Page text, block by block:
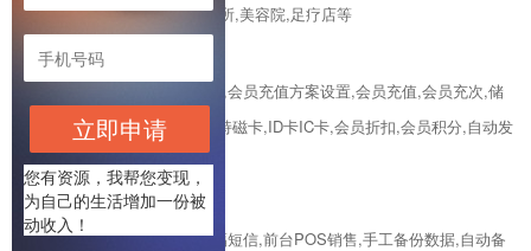
适用于：卡拉OK,洗浴,会所,美容院,足疗店等
功能：商品管理,会员管理,会员充值方案设置,会员充值,会员充次,储
值消费,计次消费,小票打印,支持磁卡,ID卡IC卡,会员折扣,会员积分,自动发
送充值/消费/充次/计次消
费短信,生日提醒,生日祝福短信,前台POS销售,手工备份数据,自动备
立即申请
您有资源，我帮您变现，
为自己的生活增加一份被
动收入！